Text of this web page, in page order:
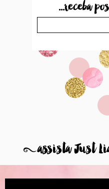
...receba
8assista Just